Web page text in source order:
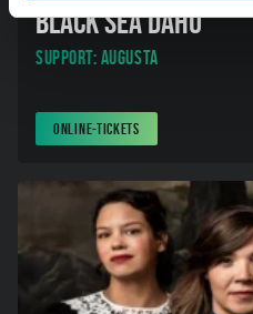
BLACK SEA DAHU
Support: Augusta
ONLINE-TICKETS